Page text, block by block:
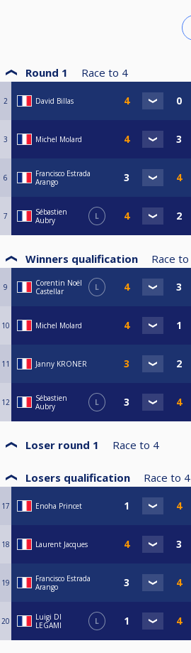
Round 1 Race to 4
2 David Billas
3 Michel Molard
6
Francisco Estrada
Arango
7
Sébastien
Aubry
L
Winners qualification Race to
9
Corentin Noël
Castellar
L
10 Michel Molard
11 Janny KRONER
12
Sébastien
Aubry
L
Loser round 1 Race to 4
Losers qualification Race to 4
17 Enoha Princet
18 Laurent Jacques
19
Francisco Estrada
Arango
20
Luigi DI
LEGAMI
L